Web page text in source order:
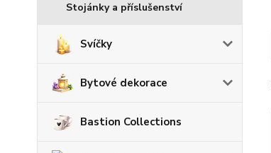
Stojánky a příslušenství
Svíčky
Bytové dekorace
Bastion Collections